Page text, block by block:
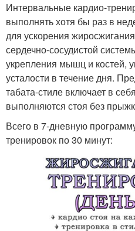
Интервальные кардио-
выполнять хотя бы раз в
для ускорения
сердечно-сосудистой
укрепления мышц и костей,
усталости в течение дня.
табата-стиле включает в
выполняются стоя без
Всего в 7-дневную
тренировок по 30 минут: